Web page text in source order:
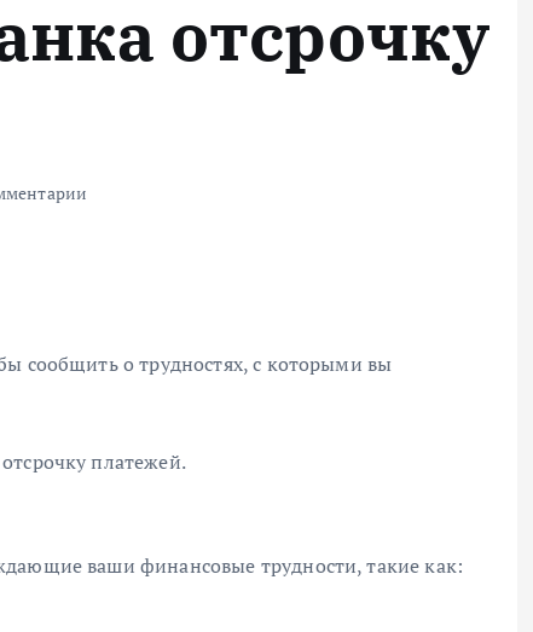
отсрочку
сообщить о трудностях, с которыми вы
платежей.
ваши финансовые трудности, такие как: